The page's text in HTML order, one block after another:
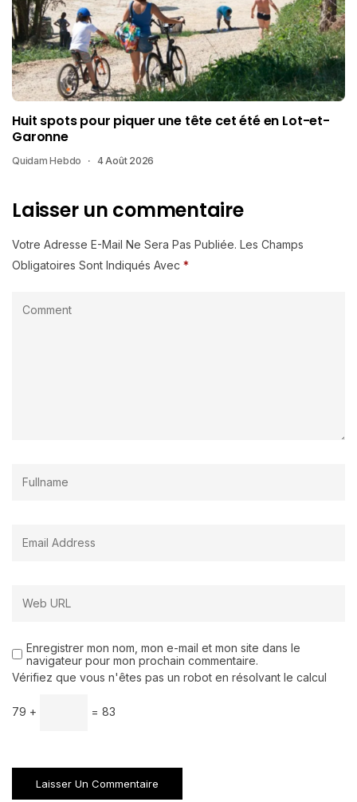
Huit spots pour piquer une tête cet été en Lot-et-
Garonne
Quidam Hebdo 4 Août 2026
Laisser un commentaire
Votre Adresse E-Mail Ne Sera Pas Publiée. Les Champs
Obligatoires Sont Indiqués Avec *
Enregistrer mon nom, mon e-mail et mon site dans le
navigateur pour mon prochain commentaire.
Vérifiez que vous n'êtes pas un robot en résolvant le calcul
79 + = 83